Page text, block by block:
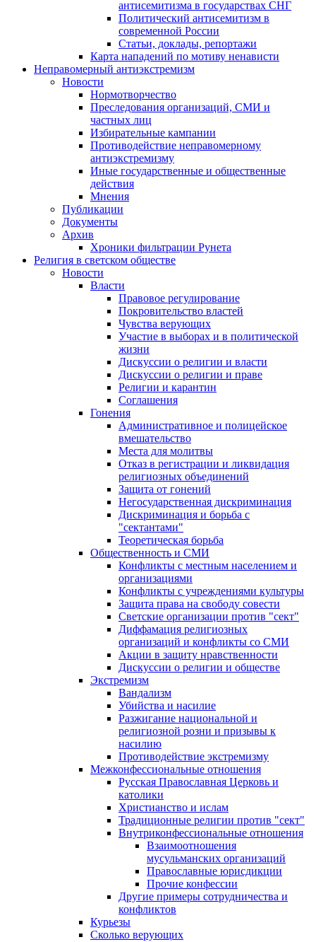
антисемитизма в государствах СНГ
Политический антисемитизм в
современной России
Статьи, доклады, репортажи
Карта нападений по мотиву ненависти
Неправомерный антиэкстремизм
Новости
Нормотворчество
Преследования организаций, СМИ и
частных лиц
Избирательные кампании
Противодействие неправомерному
антиэкстремизму
Иные государственные и общественные
действия
Мнения
Публикации
Документы
Архив
Хроники фильтрации Рунета
Религия в светском обществе
Новости
Власти
Правовое регулирование
Покровительство властей
Чувства верующих
Участие в выборах и в политической
жизни
Дискуссии о религии и власти
Дискуссии о религии и праве
Религии и карантин
Соглашения
Гонения
Административное и полицейское
вмешательство
Места для молитвы
Отказ в регистрации и ликвидация
религиозных объединений
Защита от гонений
Негосударственная дискриминация
Дискриминация и борьба с
"сектантами"
Теоретическая борьба
Общественность и СМИ
Конфликты с местным населением и
организациями
Конфликты с учреждениями культуры
Защита права на свободу совести
Светские организации против "сект"
Диффамация религиозных
организаций и конфликты со СМИ
Акции в защиту нравственности
Дискуссии о религии и обществе
Экстремизм
Вандализм
Убийства и насилие
Разжигание национальной и
религиозной розни и призывы к
насилию
Противодействие экстремизму
Межконфессиональные отношения
Русская Православная Церковь и
католики
Христианство и ислам
Традиционные религии против "сект"
Внутриконфессиональные отношения
Взаимоотношения
мусульманских организаций
Православные юрисдикции
Прочие конфессии
Другие примеры сотрудничества и
конфликтов
Курьезы
Сколько верующих